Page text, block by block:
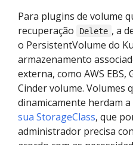
Para plugins de volume
recuperação
Delete , a
o PersistentVolume do
armazenamento
externa, como AWS EBS,
Cinder volume. Volumes
dinamicamente herdam a
sua StorageClass, que
administrador precisa